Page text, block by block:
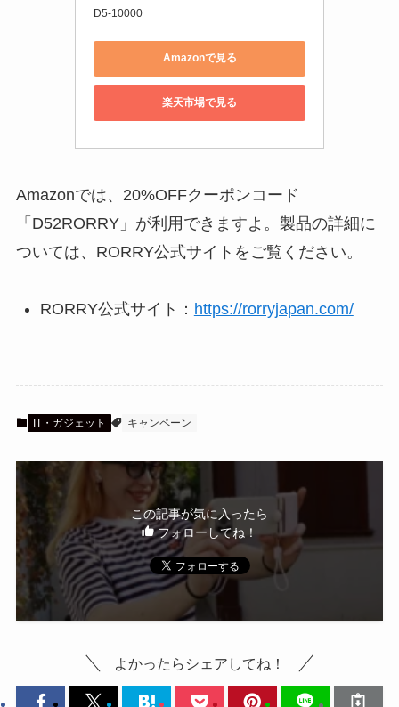
D5-10000
Amazonで見る
楽天市場で見る
Amazonでは、20%OFFクーポンコード
「D52RORRY」が利用できますよ。製品の詳細に
ついては、RORRY公式サイトをご覧ください。
RORRY公式サイト： https://rorryjapan.com/
IT・ガジェット キャンペーン
この記事が気に入ったら
フォローしてね！
よかったらシェアしてね！